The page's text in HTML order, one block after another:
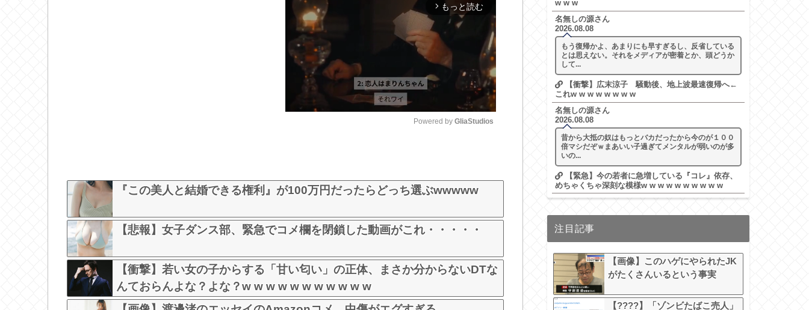
t
Powered by GliaStudios
『この美人と結婚できる権利』が100万円だったらどっち選ぶwwwww
【悲報】女子ダンス部、緊急でコメ欄を閉鎖した動画がこれ・・・・・
【衝撃】若い女の子からする「甘い匂い」の正体、まさか分からないDTな
んておらんよな？よな？w w w w w w w w w w w
w w w
名無しの源さん
2026.08.08
もう復帰かよ、あまりにも早すぎるし、反省している
とは思えない。それをメディアが密着とか、頭どうか
して...
【衝撃】広末涼子 騒動後、地上波最速復帰へ←
これw w w w w w w w
名無しの源さん
2026.08.08
昔から大抵の奴はもっとバカだったから今のが１００
倍マシだぞｗまあいい子過ぎてメンタルが弱いのが多
いの...
【緊急】今の若者に急増している『コレ』依存、
めちゃくちゃ深刻な模様w w w w w w w w w w
注目記事
【画像】このハゲにやられたJK
がたくさんいるという事実
【????】「ゾンビたばこ売人」